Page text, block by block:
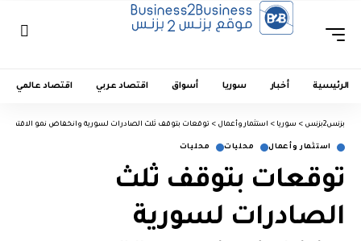
الرئيسية أخبار سوريا أسواق اقتصاد عربي اقتصاد عالمي
بزنس2بزنس > سوريا > استثمار وأعمال > توقعات بتوقف ثلث الصادرات لسورية وانخفاض نمو الاقتصاد إلى
استثمار وأعمال محليات محليات
توقعات بتوقف ثلث
الصادرات لسورية